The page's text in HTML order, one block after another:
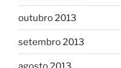
outubro 2013
setembro 2013